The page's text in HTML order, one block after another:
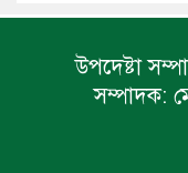
উপদেষ্টা
সম্পাদক: